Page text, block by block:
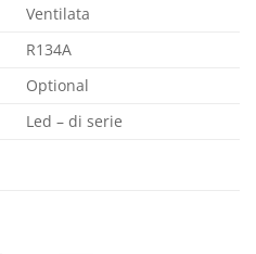
Ventilata
R134A
Optional
Led – di serie